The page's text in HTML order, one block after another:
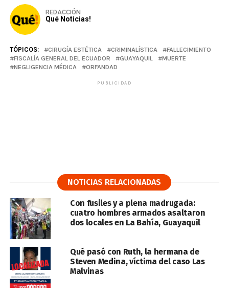
REDACCIÓN
Qué Noticias!
TÓPICOS: CIRUGÍA ESTÉTICA CRIMINALÍSTICA
FALLECIMIENTO
FISCALÍA GENERAL DEL ECUADOR
GUAYAQUIL
MUERTE
NEGLIGENCIA MÉDICA
ORFANDAD
PUBLICIDAD
NOTICIAS RELACIONADAS
Con fusiles y a plena madrugada:
cuatro hombres armados asaltaron
dos locales en La Bahía, Guayaquil
Qué pasó con Ruth, la hermana de
Steven Medina, víctima del caso Las
Malvinas